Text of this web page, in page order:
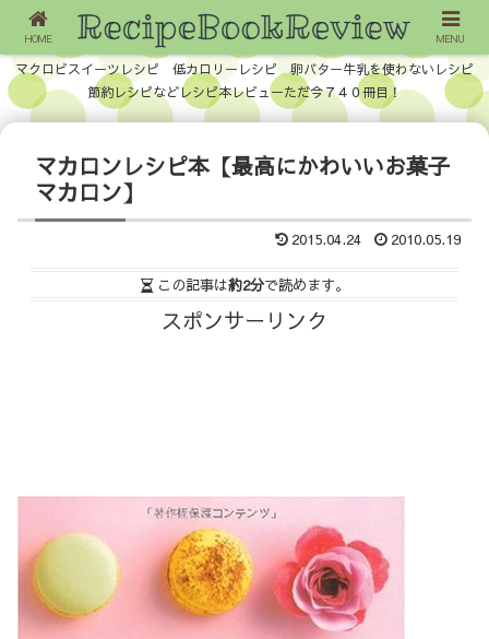
マクロビスイーツレシピ 低カロリーレシピ 卵バター牛乳を使わないレシピ
節約レシピなどレシピ本レビューただ今７４０冊目！
マカロンレシピ本【最高にかわいいお菓子
マカロン】
2015.04.24 2010.05.19
この記事は約2分で読めます。
スポンサーリンク
HOME MENU